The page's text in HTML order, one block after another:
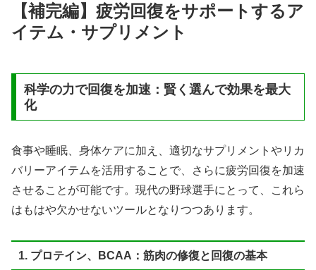
【補完編】疲労回復をサポートするア
イテム・サプリメント
科学の力で回復を加速：賢く選んで効果を最大
化
食事や睡眠、身体ケアに加え、適切なサプリメントやリカ
バリーアイテムを活用することで、さらに疲労回復を加速
させることが可能です。現代の野球選手にとって、これら
はもはや欠かせないツールとなりつつあります。
1. プロテイン、BCAA：筋肉の修復と回復の基本